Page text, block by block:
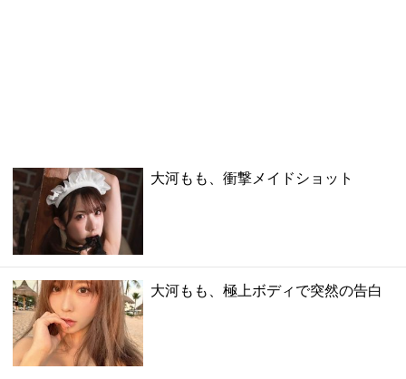
大河もも、衝撃メイドショット
大河もも、極上ボディで突然の告白